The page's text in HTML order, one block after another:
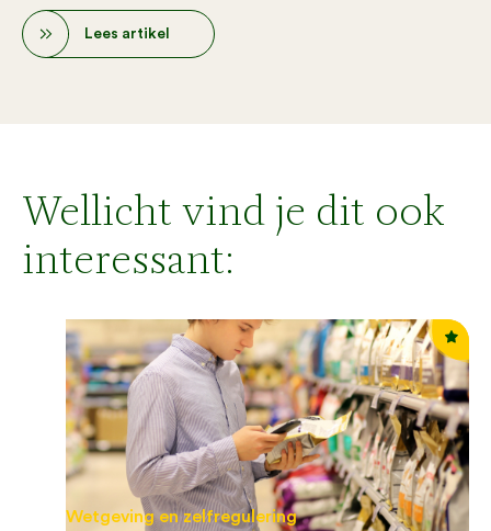
Lees artikel
Wellicht vind je dit ook
interessant:
Wetgeving en zelfregulering